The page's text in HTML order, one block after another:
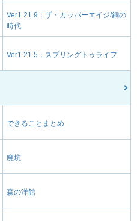
Ver1.21.9：ザ・カッパーエイジ/銅の
時代
Ver1.21.5：スプリングトゥライフ
できることまとめ
廃坑
森の洋館